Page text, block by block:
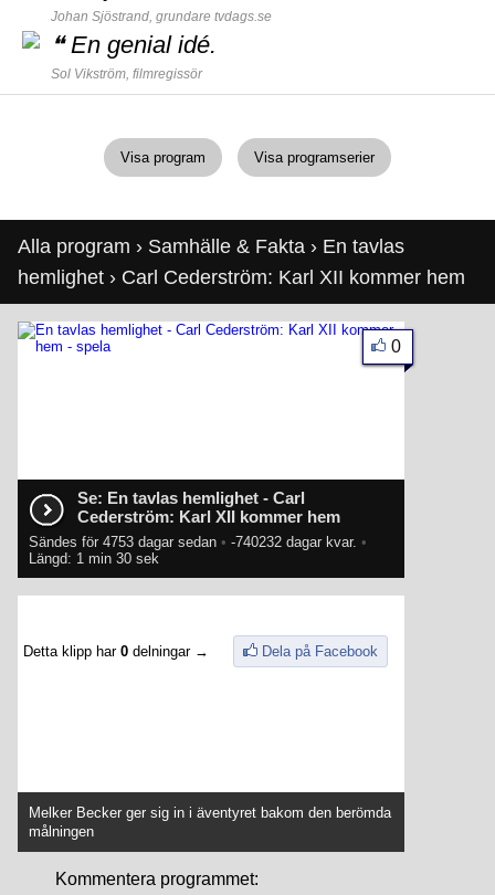
Johan Sjöstrand, grundare tvdags.se
❝En genial idé.
Sol Vikström, filmregissör
Visa program Visa programserier
Alla program › Samhälle & Fakta › En tavlas
hemlighet › Carl Cederström: Karl XII kommer hem
Se: En tavlas hemlighet - Carl
Cederström: Karl XII kommer hem
Sändes för 4753 dagar sedan • -740232 dagar kvar. •
Längd: 1 min 30 sek
0
Detta klipp har 0 delningar → Dela på Facebook
Melker Becker ger sig in i äventyret bakom den berömda
målningen
Kommentera programmet: